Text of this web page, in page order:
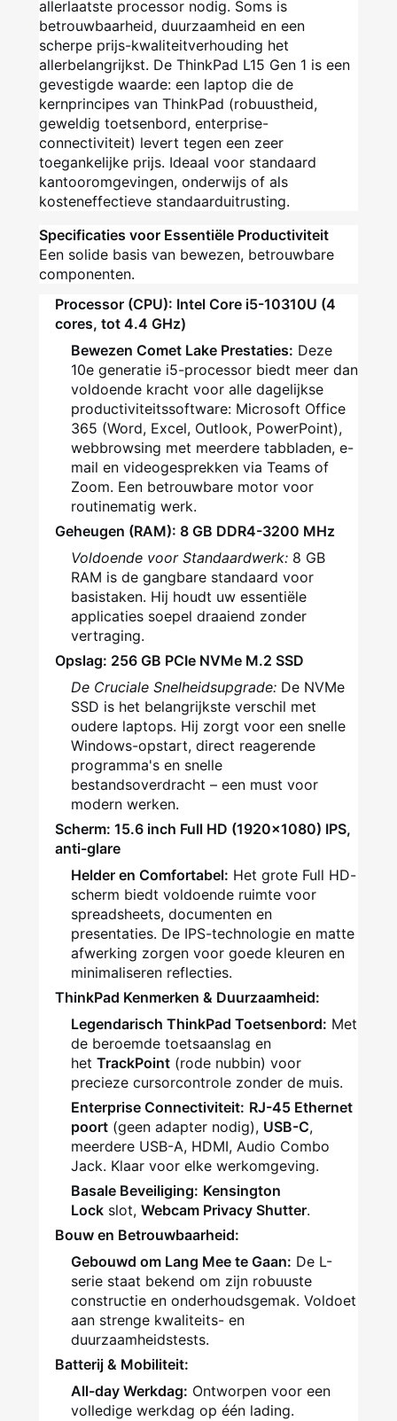
allerlaatste processor nodig. Soms is
betrouwbaarheid, duurzaamheid en een
scherpe prijs-kwaliteitverhouding het
allerbelangrijkst. De ThinkPad L15 Gen 1 is een
gevestigde waarde: een laptop die de
kernprincipes van ThinkPad (robuustheid,
geweldig toetsenbord, enterprise-
connectiviteit) levert tegen een zeer
toegankelijke prijs. Ideaal voor standaard
kantooromgevingen, onderwijs of als
kosteneffectieve standaarduitrusting.
Specificaties voor Essentiële Productiviteit
Een solide basis van bewezen, betrouwbare
componenten.
Processor (CPU): Intel Core i5-10310U (4
cores, tot 4.4 GHz)
Bewezen Comet Lake Prestaties: Deze
10e generatie i5-processor biedt meer dan
voldoende kracht voor alle dagelijkse
productiviteitssoftware: Microsoft Office
365 (Word, Excel, Outlook, PowerPoint),
webbrowsing met meerdere tabbladen, e-
mail en videogesprekken via Teams of
Zoom. Een betrouwbare motor voor
routinematig werk.
Geheugen (RAM): 8 GB DDR4-3200 MHz
Voldoende voor Standaardwerk: 8 GB
RAM is de gangbare standaard voor
basistaken. Hij houdt uw essentiële
applicaties soepel draaiend zonder
vertraging.
Opslag: 256 GB PCIe NVMe M.2 SSD
De Cruciale Snelheidsupgrade: De NVMe
SSD is het belangrijkste verschil met
oudere laptops. Hij zorgt voor een snelle
Windows-opstart, direct reagerende
programma's en snelle
bestandsoverdracht – een must voor
modern werken.
Scherm: 15.6 inch Full HD (1920x1080) IPS,
anti-glare
Helder en Comfortabel: Het grote Full HD-
scherm biedt voldoende ruimte voor
spreadsheets, documenten en
presentaties. De IPS-technologie en matte
afwerking zorgen voor goede kleuren en
minimaliseren reflecties.
ThinkPad Kenmerken & Duurzaamheid:
Legendarisch ThinkPad Toetsenbord: Met
de beroemde toetsaanslag en
het TrackPoint (rode nubbin) voor
precieze cursorcontrole zonder de muis.
Enterprise Connectiviteit: RJ-45 Ethernet
poort (geen adapter nodig), USB-C,
meerdere USB-A, HDMI, Audio Combo
Jack. Klaar voor elke werkomgeving.
Basale Beveiliging: Kensington
Lock slot, Webcam Privacy Shutter.
Bouw en Betrouwbaarheid:
Gebouwd om Lang Mee te Gaan: De L-
serie staat bekend om zijn robuuste
constructie en onderhoudsgemak. Voldoet
aan strenge kwaliteits- en
duurzaamheidstests.
Batterij & Mobiliteit:
All-day Werkdag: Ontworpen voor een
volledige werkdag op één lading.